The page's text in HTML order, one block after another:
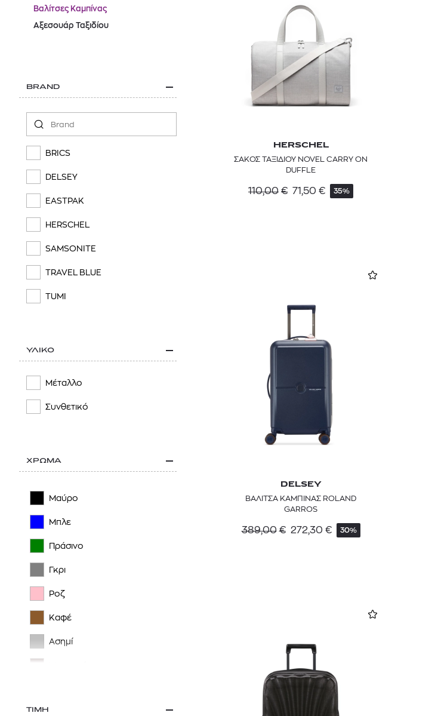
Βαλίτσες Καμπίνας
Αξεσουάρ Ταξιδίου
BRAND
BRICS
DELSEY
EASTPAK
HERSCHEL
SAMSONITE
TRAVEL BLUE
TUMI
ΥΛΙΚΟ
Μέταλλο
Συνθετικό
ΧΡΩΜΑ
Μαύρο
Μπλε
Πράσινο
Γκρι
Ροζ
Καφέ
Ασημί
ΤΙΜΗ
HERSCHEL
ΣΑΚΟΣ ΤΑΞΙΔΙΟΥ NOVEL CARRY ON
DUFFLE
110,00 € 71,50 € 35%
DELSEY
ΒΑΛΙΤΣΑ ΚΑΜΠΙΝΑΣ ROLAND
GARROS
389,00 € 272,30 € 30%